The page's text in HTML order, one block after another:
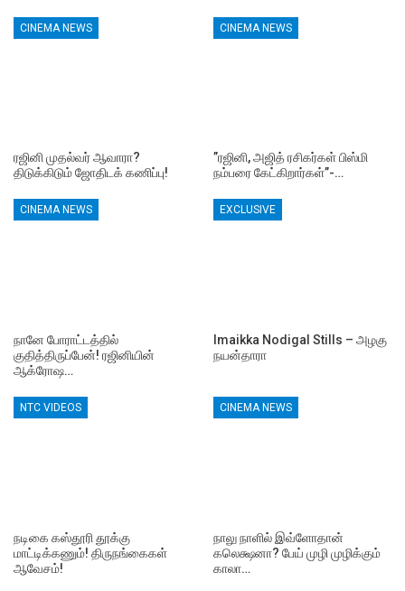
CINEMA NEWS
ரஜினி முதல்வர் ஆவாரா?
திடுக்கிடும் ஜோதிடக் கணிப்பு!
CINEMA NEWS
”ரஜினி, அஜித் ரசிகர்கள் பிஸ்மி
நம்பரை கேட்கிறார்கள்”-…
CINEMA NEWS
நானே போராட்டத்தில்
குதித்திருப்பேன்! ரஜினியின்
ஆக்ரோஷ…
EXCLUSIVE
Imaikka Nodigal Stills – அழகு
நயன்தாரா
NTC VIDEOS
நடிகை கஸ்தூரி தூக்கு
மாட்டிக்கணும்! திருநங்கைகள்
ஆவேசம்!
CINEMA NEWS
நாலு நாளில் இவ்ளோதான்
கலெக்ஷனா? பேய் முழி முழிக்கும்
காலா…